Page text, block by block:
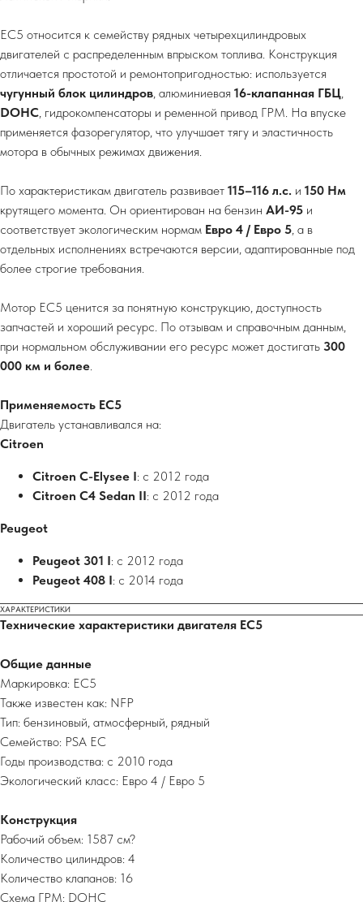
EC5 относится к семейству рядных четырехцилиндровых
двигателей с распределенным впрыском топлива. Конструкция
отличается простотой и ремонтопригодностью: используется
чугунный блок цилиндров, алюминиевая 16-клапанная ГБЦ,
DOHC, гидрокомпенсаторы и ременной привод ГРМ. На впуске
применяется фазорегулятор, что улучшает тягу и эластичность
мотора в обычных режимах движения.
По характеристикам двигатель развивает 115–116 л.с. и 150 Нм
крутящего момента. Он ориентирован на бензин АИ-95 и
соответствует экологическим нормам Евро 4 / Евро 5, а в
отдельных исполнениях встречаются версии, адаптированные под
более строгие требования.
Мотор EC5 ценится за понятную конструкцию, доступность
запчастей и хороший ресурс. По отзывам и справочным данным,
при нормальном обслуживании его ресурс может достигать 300
000 км и более.
Применяемость EC5
Двигатель устанавливался на:
Citroen
Citroen C-Elysee I: с 2012 года
Citroen C4 Sedan II: с 2012 года
Peugeot
Peugeot 301 I: с 2012 года
Peugeot 408 I: с 2014 года
ХАРАКТЕРИСТИКИ
Технические характеристики двигателя EC5
Общие данные
Маркировка: EC5
Также известен как: NFP
Тип: бензиновый, атмосферный, рядный
Семейство: PSA EC
Годы производства: с 2010 года
Экологический класс: Евро 4 / Евро 5
Конструкция
Рабочий объем: 1587 см?
Количество цилиндров: 4
Количество клапанов: 16
Схема ГРМ: DOHC